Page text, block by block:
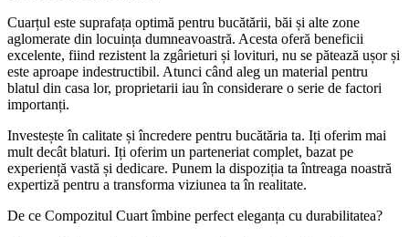
Cuarțul este suprafața optimă pentru bucătării, băi și alte zone
aglomerate din locuința dumneavoastră. Acesta oferă beneficii
excelente, fiind rezistent la zgârieturi și lovituri, nu se pătează ușor și
este aproape indestructibil. Atunci când aleg un material pentru
blatul din casa lor, proprietarii iau în considerare o serie de factori
importanți.
Investește în calitate și încredere pentru bucătăria ta. Iți oferim mai
mult decât blaturi. Iți oferim un parteneriat complet, bazat pe
experiență vastă și dedicare. Punem la dispoziția ta întreaga noastră
expertiză pentru a transforma viziunea ta în realitate.
De ce Compozitul Cuart îmbine perfect eleganța cu durabilitatea?